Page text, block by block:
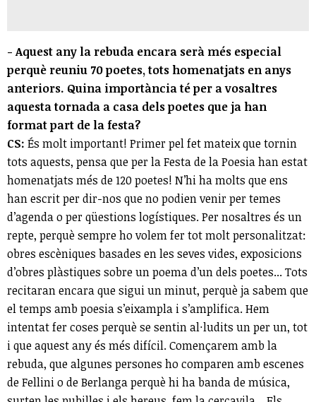
- Aquest any la rebuda encara serà més especial
perquè reuniu 70 poetes, tots homenatjats en anys
anteriors. Quina importància té per a vosaltres
aquesta tornada a casa dels poetes que ja han
format part de la festa?
CS: És molt important! Primer pel fet mateix que tornin
tots aquests, pensa que per la Festa de la Poesia han estat
homenatjats més de 120 poetes! N’hi ha molts que ens
han escrit per dir-nos que no podien venir per temes
d’agenda o per qüestions logístiques. Per nosaltres és un
repte, perquè sempre ho volem fer tot molt personalitzat:
obres escèniques basades en les seves vides, exposicions
d’obres plàstiques sobre un poema d’un dels poetes... Tots
recitaran encara que sigui un minut, perquè ja sabem que
el temps amb poesia s’eixampla i s’amplifica. Hem
intentat fer coses perquè se sentin al·ludits un per un, tot
i que aquest any és més difícil. Començarem amb la
rebuda, que algunes persones ho comparen amb escenes
de Fellini o de Berlanga perquè hi ha banda de música,